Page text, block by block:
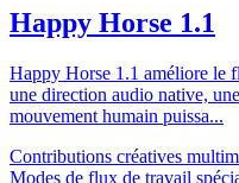
Happy Horse 1.1
Happy Horse 1.1 améliore le
une direction audio native,
mouvement humain puissa...
Contributions créatives
Modes de flux de travail